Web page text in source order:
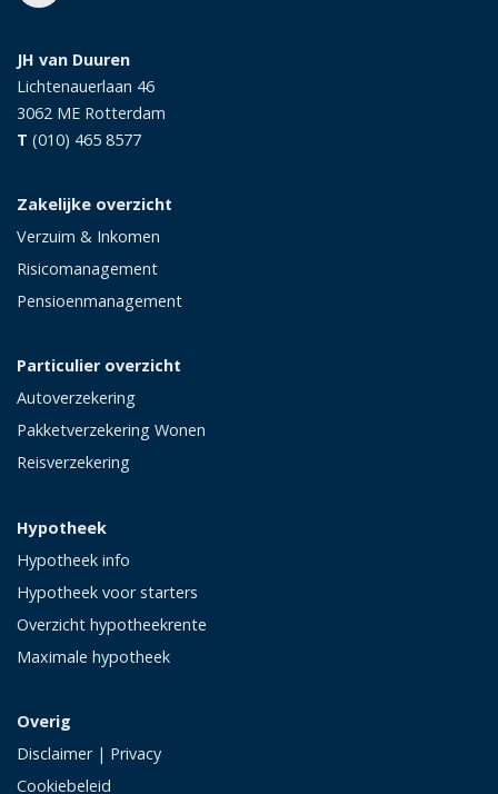
JH van Duuren
Lichtenauerlaan 46
3062 ME Rotterdam
T (010) 465 8577
Zakelijke overzicht
Verzuim & Inkomen
Risicomanagement
Pensioenmanagement
Particulier overzicht
Autoverzekering
Pakketverzekering Wonen
Reisverzekering
Hypotheek
Hypotheek info
Hypotheek voor starters
Overzicht hypotheekrente
Maximale hypotheek
Overig
Disclaimer| Privacy
Cookiebeleid